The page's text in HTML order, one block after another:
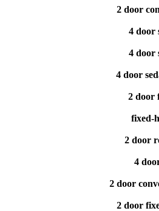
2 door
4 door
4 door
4 door
2 door
fixed-
2 door
4
2 door
2 door